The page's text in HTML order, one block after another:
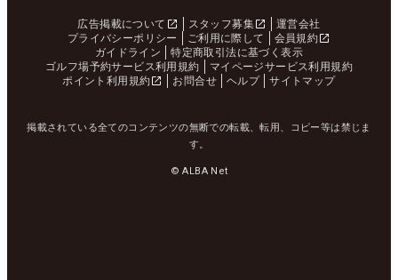
広告掲載について スタッフ募集
運営会社
プライバシーポリシー
ご利用に際して
会員規約
ガイドライン
特定商取引法に基づく表示
ゴルフ場予約サービス利用規約
マイページサービス利用規約
ポイント利用規約
お問合せ ヘルプ サイトマップ
掲載されている全てのコンテンツの無断での転載、転用、コピー等は禁じま
す。
© ALBA Net